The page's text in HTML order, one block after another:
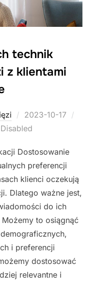
technik
z klientami
Posted
on
2023-10-17
Dostosowanie
preferencji
klienci oczekują
Dlatego ważne jest,
do ich
to osiągnąć
i preferencji
dostosować
relevantne i